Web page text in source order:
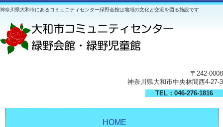
神奈川県大和市にあるコミュニティセンター緑野会館は地域の文化と交流を図る施設です
〒242-0008
神奈川県大和市中央林間西4-27-3
TEL：046-276-1816
HOME